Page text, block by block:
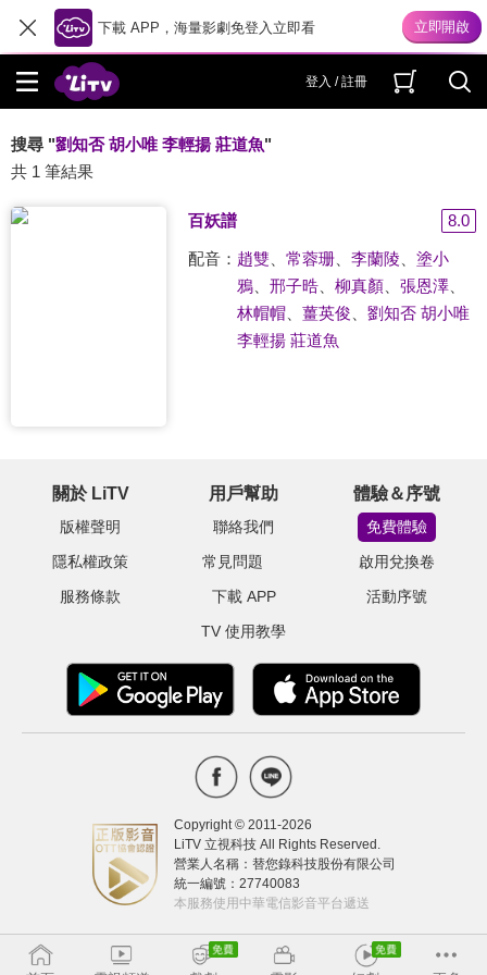
下載 APP，海量影劇免登入立即看
登入 / 註冊
搜尋 "劉知否 胡小唯 李輕揚 莊道魚"
共 1 筆結果
百妖譜 8.0
配音： 趙雙 常蓉珊、 李蘭陵
塗小
鴉、 邢子晧、 柳真顏、 張恩澤、
林帽帽、 薑英俊
劉知否 胡小唯
李輕揚 莊道魚
關於 LiTV
版權聲明
隱私權政策
服務條款
用戶幫助
聯絡我們
常見問題
下載 APP
TV 使用教學
體驗＆序號
免費體驗
啟用兌換卷
活動序號
Copyright © 2011-2026
LiTV 立視科技 All Rights Reserved.
營業人名稱：替您錄科技股份有限公司
統一編號：27740083
本服務使用中華電信影音平台遞送